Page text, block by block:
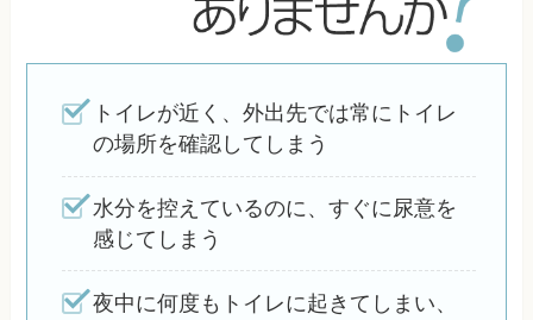
トイレが近く、外出先では常にトイレ
の場所を確認してしまう
水分を控えているのに、すぐに尿意を
感じてしまう
夜中に何度もトイレに起きてしまい、